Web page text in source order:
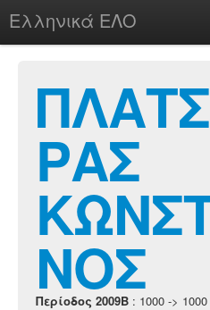
Ελληνικά ΕΛΟ
chesstu.be @ discord
LoginΡΑΣ
ΝΟΣ
Περίοδος 2009B : 1000 -> 1000